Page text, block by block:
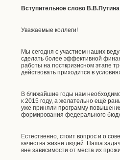
Вступительное слово
Уважаемые коллеги!
Мы сегодня с участием наших
сделать более эффективной
работы на посткризисном этапе
действовать приходится в
В ближайшие годы нам
к 2015 году, а желательно ещё
уже приняли программу
формирования федерального
Естественно, стоит вопрос и о
качества жизни людей. Наша
вне зависимости от места их